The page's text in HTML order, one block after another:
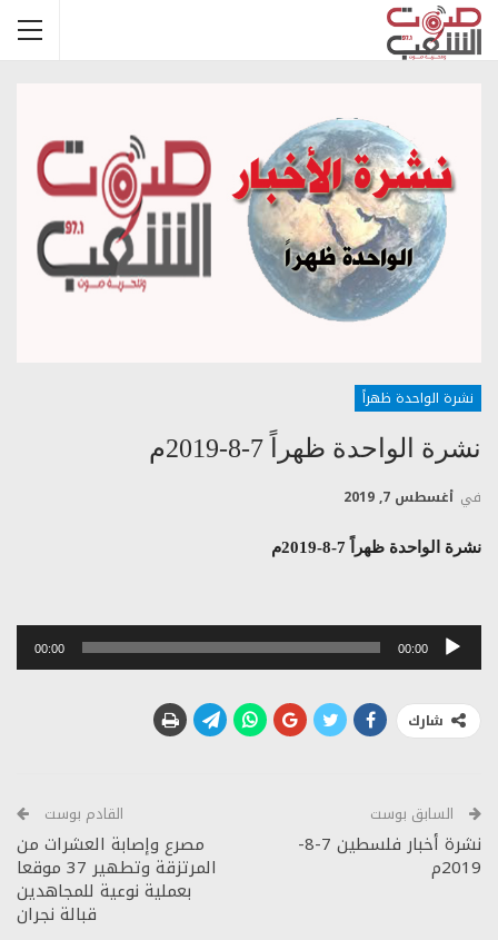
نشرة الواحدة ظهراً
نشرة الواحدة ظهراً 7-8-2019م
في أغسطس 7, 2019
نشرة الواحدة ظهراً 7-8-2019م
مشغل
00:00
00:00
شارك
السابق بوست
نشرة أخبار فلسطين 7-8-
2019م
القادم بوست
مصرع وإصابة العشرات من
المرتزقة وتطهير 37 موقعا
بعملية نوعية للمجاهدين
قبالة نجران